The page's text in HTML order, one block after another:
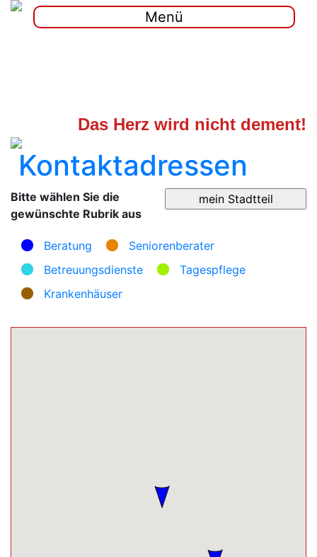
Menü
Das Herz wird nicht dement!
Kontaktadressen
Bitte wählen Sie die
gewünschte Rubrik aus
Beratung
Seniorenberater
Betreuungsdienste
Tagespflege
Krankenhäuser